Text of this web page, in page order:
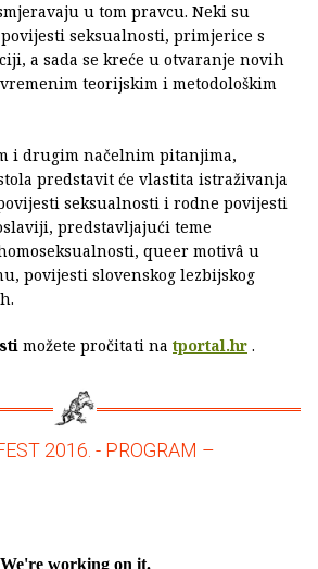
u tom pravcu. Neki su
seksualnosti, primjerice s
a sada se kreće u otvaranje novih
teorijskim i metodološkim
i drugim načelnim pitanjima,
predstavit će vlastita istraživanja
seksualnosti i rodne povijesti
predstavljajući teme
queer motivâ u
povijesti slovenskog lezbijskog
možete pročitati na tportal.hr .
2016. - PROGRAM –